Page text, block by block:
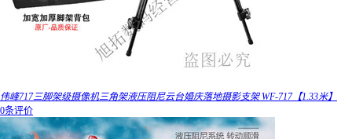
伟峰717三脚架级摄像机三角架液压阻尼云台婚庆落地摄影支架 WF-717【1.33米】
0条评价